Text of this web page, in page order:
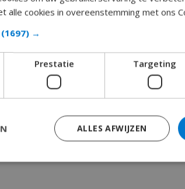
alle cookies in overeenstemming met ons
(1697) →
Prestatie Targeting
ALLES AFWIJZEN